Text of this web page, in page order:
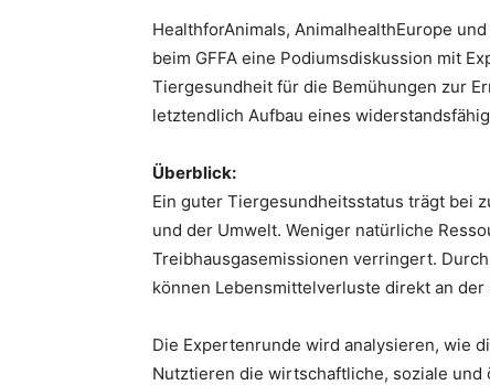
HealthforAnimals, AnimalhealthEurope
beim GFFA eine Podiumsdiskussion mit
Tiergesundheit für die Bemühungen zur
letztendlich Aufbau eines
Überblick:
Ein guter Tiergesundheitsstatus trägt bei
und der Umwelt. Weniger natürliche
Treibhausgasemissionen verringert.
können Lebensmittelverluste direkt an
Die Expertenrunde wird analysieren, wie
Nutztieren die wirtschaftliche, soziale